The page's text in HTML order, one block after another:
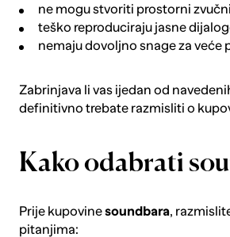
ne mogu stvoriti prostorni
teško reproduciraju jasne
nemaju dovoljno snage za veće
Zabrinjava li vas ijedan od
definitivno trebate razmisliti o
Kako odabrati
Prije kupovinesoundbara,
pitanjima: